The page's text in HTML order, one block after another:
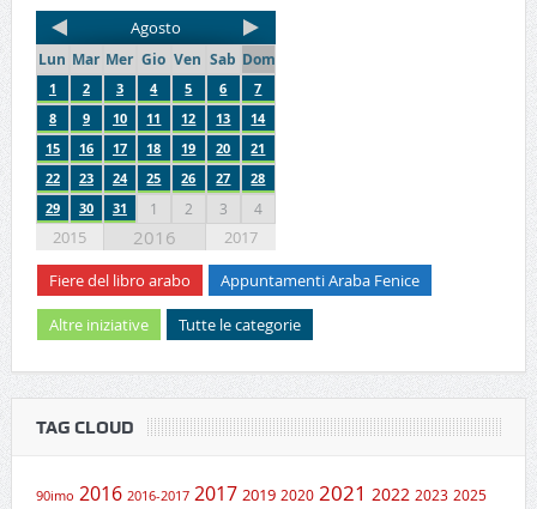
Agosto
Lun Mar Mer Gio Ven Sab Dom
1 2 3 4 5 6
7
8
9 10 11 12 13
14
15
16 17 18 19 20
21
22
23 24 25 26 27
28
29
30 31 1 2 3 4
2015 2016
2017
Fiere del libro arabo
Appuntamenti Araba Fenice
Altre iniziative Tutte le categorie
TAG CLOUD
90imo 2016 2016-2017 2017 2019 2020 2021 2022 2023 2025